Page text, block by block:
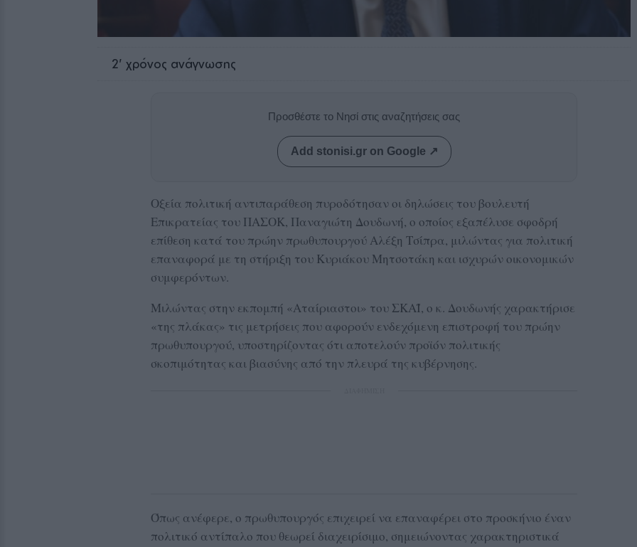
2' χρόνος ανάγνωσης
Προσθέστε το Νησί στις αναζητήσεις σας
Add stonisi.gr on Google ↗
Οξεία πολιτική αντιπαράθεση πυροδότησαν οι δηλώσεις του βουλευτή
Επικρατείας του ΠΑΣΟΚ, Παναγιώτη Δουδωνή, ο οποίος εξαπέλυσε σφοδρή
επίθεση κατά του πρώην πρωθυπουργού Αλέξη Τσίπρα, μιλώντας για πολιτική
επαναφορά με τη στήριξη του Κυριάκου Μητσοτάκη και ισχυρών οικονομικών
συμφερόντων.
Μιλώντας στην εκπομπή «Αταίριαστοι» του ΣΚΑΪ, ο κ. Δουδωνής χαρακτήρισε
«της πλάκας» τις μετρήσεις που αφορούν ενδεχόμενη επιστροφή του πρώην
πρωθυπουργού, υποστηρίζοντας ότι αποτελούν προϊόν πολιτικής
σκοπιμότητας και βιασύνης από την πλευρά της κυβέρνησης.
Όπως ανέφερε, ο πρωθυπουργός επιχειρεί να επαναφέρει στο προσκήνιο έναν
πολιτικό αντίπαλο που θεωρεί διαχειρίσιμο, σημειώνοντας χαρακτηριστικά